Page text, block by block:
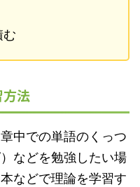
む
法
中での単語のくっつ
などを勉強したい場
などで理論を学習す